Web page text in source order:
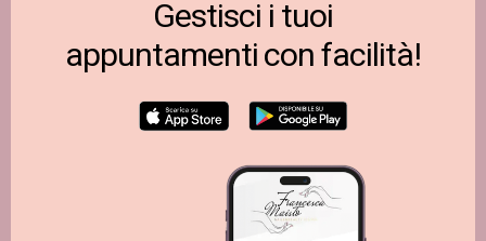
Gestisci i tuoi
appuntamenti con facilità!